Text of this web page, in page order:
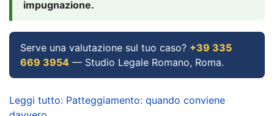
impugnazione.
Serve una valutazione sul tuo caso? +39 335
669 3954 — Studio Legale Romano, Roma.
Leggi tutto: Patteggiamento: quando conviene